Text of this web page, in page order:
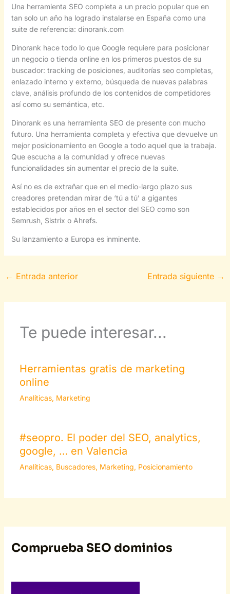
Una herramienta SEO completa a un precio popular que en
tan solo un año ha logrado instalarse en España como una
suite de referencia: dinorank.com
Dinorank hace todo lo que Google requiere para posicionar
un negocio o tienda online en los primeros puestos de su
buscador: tracking de posiciones, auditorías seo completas,
enlazado interno y externo, búsqueda de nuevas palabras
clave, análisis profundo de los contenidos de competidores
así como su semántica, etc.
Dinorank es una herramienta SEO de presente con mucho
futuro. Una herramienta completa y efectiva que devuelve un
mejor posicionamiento en Google a todo aquel que la trabaja.
Que escucha a la comunidad y ofrece nuevas
funcionalidades sin aumentar el precio de la suite.
Así no es de extrañar que en el medio-largo plazo sus
creadores pretendan mirar de ‘tú a tú’ a gigantes
establecidos por años en el sector del SEO como son
Semrush, Sistrix o Ahrefs.
Su lanzamiento a Europa es inminente.
← Entrada anterior Entrada siguiente →
Te puede interesar...
Herramientas gratis de marketing
online
Analíticas, Marketing
#seopro. El poder del SEO, analytics,
google, … en Valencia
Analíticas, Buscadores, Marketing, Posicionamiento
Comprueba SEO dominios